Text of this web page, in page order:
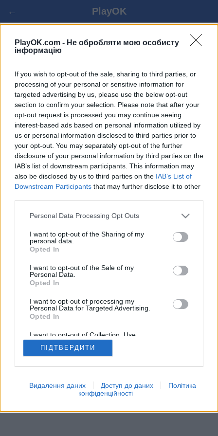
PlayOK.com - Не обробляти мою особисту
інформацію
If you wish to opt-out of the sale, sharing to third parties, or
processing of your personal or sensitive information for
targeted advertising by us, please use the below opt-out
section to confirm your selection. Please note that after your
opt-out request is processed you may continue seeing
interest-based ads based on personal information utilized by
us or personal information disclosed to third parties prior to
your opt-out. You may separately opt-out of the further
disclosure of your personal information by third parties on the
IAB’s list of downstream participants. This information may
also be disclosed by us to third parties on the IAB’s List of
Downstream Participants that may further disclose it to other
Personal Data Processing Opt Outs
I want to opt-out of the Sharing of my
personal data.
Opted In
I want to opt-out of the Sale of my
Personal Data.
Opted In
I want to opt-out of processing my
Personal Data for Targeted Advertising.
Opted In
I want to opt-out of Collection, Use,
Retention, Sale, and/or Sharing of my
Personal Data that Is Unrelated with the
Purposes for which it was collected.
ПІДТВЕРДИТИ
Видалення даних Доступ до даних
Політика
конфіденційності
← PlayOK
TURKISH DAMA ОНЛАЙН
ЗАЛОГУВАТИСЯ ▾ ГІСТЬ ▸
turkish dama супергравець, 100% безкоштовно
Додаткові можливості: реальні супротивники з усього
світу, ігрові кімнати, рейтинги, поглиблена статистика,
профілі користувачів, списки контактів, приватні
пристроїв.
РЕАЛЬНИМИ СУПЕРНИКАМИ
правила гри
feedback|privacy|contact українська ▾